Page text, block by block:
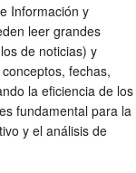
Información y
leer grandes
de noticias) y
fechas,
la eficiencia de los
fundamental para la
y el análisis de